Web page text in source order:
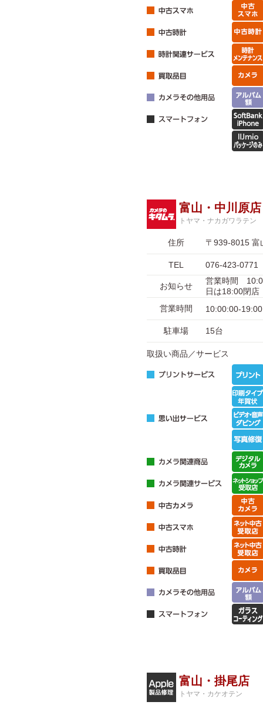
富山・中川原店
トヤマ・ナカガワラテン
住所 〒939-8015 富
TEL 076-423-0771
お知らせ
営業時間
日は18:00閉店
営業時間
10:00:00-
駐車場 15台
取扱い商品／サービス
富山・掛尾店
トヤマ・カケオテン